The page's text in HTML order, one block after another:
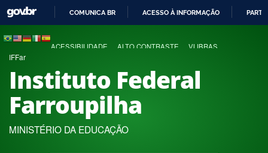
COMUNICA BR ACESSO À INFORMAÇÃO
ACESSIBILIDADE ALTO CONTRASTE VLIBRAS
IFFar
Instituto Federal
Farroupilha
MINISTÉRIO DA EDUCAÇÃO